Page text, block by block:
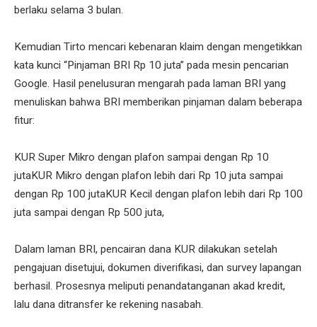
berlaku selama 3 bulan.
Kemudian Tirto mencari kebenaran klaim dengan mengetikkan
kata kunci “Pinjaman BRI Rp 10 juta” pada mesin pencarian
Google. Hasil penelusuran mengarah pada laman BRI yang
menuliskan bahwa BRI memberikan pinjaman dalam beberapa
fitur:
KUR Super Mikro dengan plafon sampai dengan Rp 10
jutaKUR Mikro dengan plafon lebih dari Rp 10 juta sampai
dengan Rp 100 jutaKUR Kecil dengan plafon lebih dari Rp 100
juta sampai dengan Rp 500 juta,
Dalam laman BRI, pencairan dana KUR dilakukan setelah
pengajuan disetujui, dokumen diverifikasi, dan survey lapangan
berhasil. Prosesnya meliputi penandatanganan akad kredit,
lalu dana ditransfer ke rekening nasabah.